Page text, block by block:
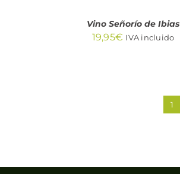
Vino Señorío de Ibias
19,95€ IVA incluido
1